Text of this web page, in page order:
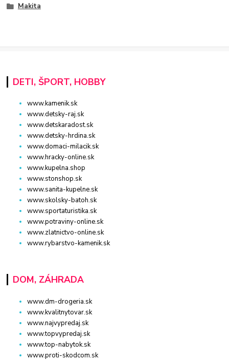
Makita
DETI, ŠPORT, HOBBY
www.kamenik.sk
www.detsky-raj.sk
www.detskaradost.sk
www.detsky-hrdina.sk
www.domaci-milacik.sk
www.hracky-online.sk
www.kupelna.shop
www.stonshop.sk
www.sanita-kupelne.sk
www.skolsky-batoh.sk
www.sportaturistika.sk
www.potraviny-online.sk
www.zlatnictvo-online.sk
www.rybarstvo-kamenik.sk
DOM, ZÁHRADA
www.dm-drogeria.sk
www.kvalitnytovar.sk
www.najvypredaj.sk
www.topvypredaj.sk
www.top-nabytok.sk
www.proti-skodcom.sk